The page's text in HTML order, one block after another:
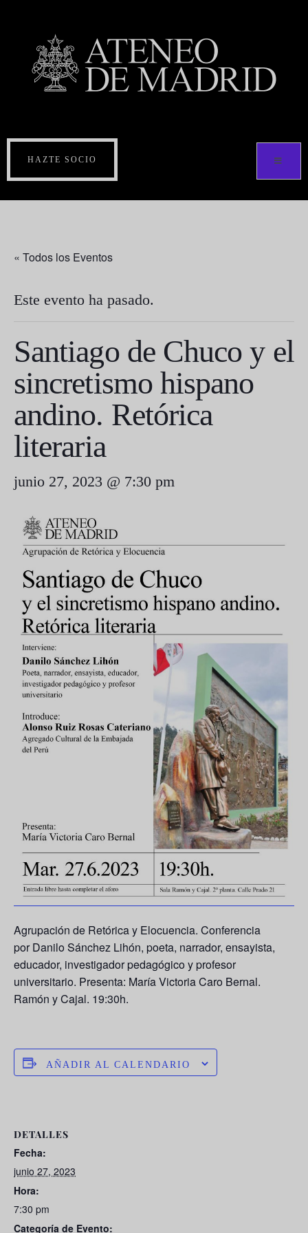
HAZTE SOCIO
« Todos los Eventos
Este evento ha pasado.
Santiago de Chuco y el
sincretismo hispano
andino. Retórica
literaria
junio 27, 2023 @ 7:30 pm
Agrupación de Retórica y Elocuencia. Conferencia
por Danilo Sánchez Lihón, poeta, narrador, ensayista,
educador, investigador pedagógico y profesor
universitario. Presenta: María Victoria Caro Bernal.
Ramón y Cajal. 19:30h.
AÑADIR AL CALENDARIO
DETALLES
Fecha:
junio 27, 2023
Hora:
7:30 pm
Categoría de Evento: